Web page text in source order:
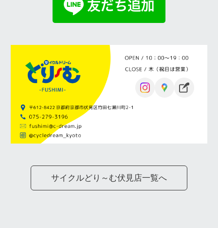
サイクルどり～む伏見店一覧へ